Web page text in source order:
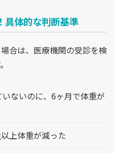
具体的な判断基準
合は、医療機関の受診を検
ないのに、6ヶ月で体重が
上体重が減った